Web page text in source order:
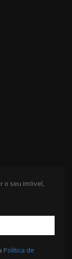
o seu imóvel,
Política de